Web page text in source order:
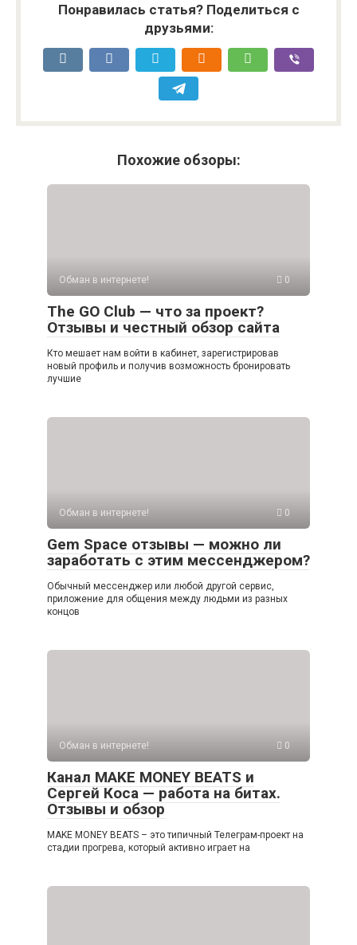
Понравилась статья? Поделиться с
друзьями:
Похожие обзоры:
Обман в интернете! 0
The GO Club — что за проект?
Отзывы и честный обзор сайта
Кто мешает нам войти в кабинет, зарегистрировав
новый профиль и получив возможность бронировать
лучшие
Обман в интернете! 0
Gem Space отзывы — можно ли
заработать с этим мессенджером?
Обычный мессенджер или любой другой сервис,
приложение для общения между людьми из разных
концов
Обман в интернете! 0
Канал MAKE MONEY BEATS и
Сергей Коса — работа на битах.
Отзывы и обзор
MAKE MONEY BEATS – это типичный Телеграм-проект на
стадии прогрева, который активно играет на